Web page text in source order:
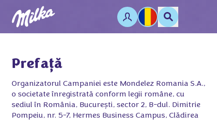
Prefață
Organizatorul Campaniei este Mondelez Romania S.A.,
o societate înregistrată conform legii române, cu
sediul în România, București, sector 2, B-dul. Dimitrie
Pompeiu, nr. 5-7, Hermes Business Campus, Clădirea